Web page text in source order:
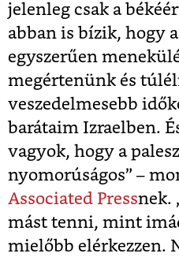
jelenleg csak a
abban is bízik, hogy
egyszerűen
megértenünk és
veszedelmesebb
barátaim Izraelben.
vagyok, hogy a
nyomorúságos” –
Associated Pressnek.
mást tenni, mint
mielőbb elérkezzen.